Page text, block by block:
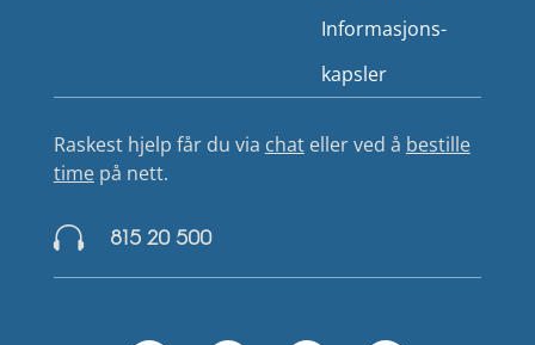
Informasjons­
kapsler
Raskest hjelp får du via chateller ved å bestille
timepå nett.
 815 20 500